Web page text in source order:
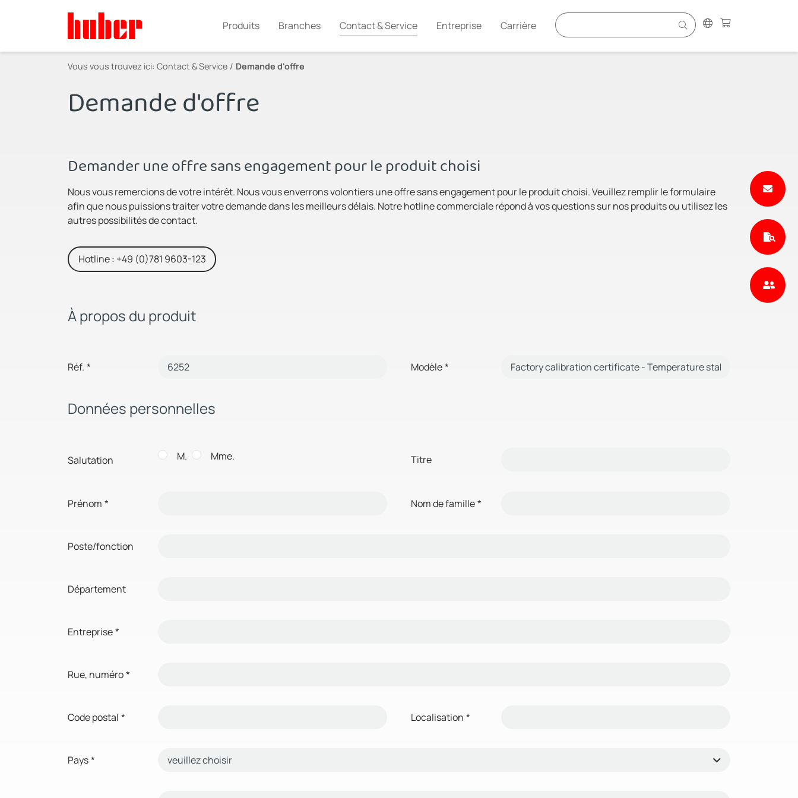
Produits Branches Contact & Service Entreprise Carrière
Vous vous trouvez ici: Contact & Service Demande d'offre
Demande d'offre
Demander une offre sans engagement pour le produit choisi
Nous vous remercions de votre intérêt. Nous vous enverrons volontiers une offre sans engagement pour le produit choisi. Veuillez remplir le formulaire
afin que nous puissions traiter votre demande dans les meilleurs délais. Notre hotline commerciale répond à vos questions sur nos produits ou utilisez les
autres possibilités de contact.
Hotline : +49 (0)781 9603-123
À propos du produit
Réf. * Modèle*
Données personnelles
Salutation M. Mme. Titre
Prénom * Nom de famille*
Poste/fonction
Département
Entreprise*
Rue, numéro*
Code postal * Localisation *
Pays*